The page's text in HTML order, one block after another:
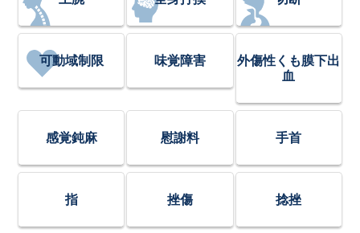
可動域制限 味覚障害
外傷性くも膜下出
血
感覚鈍麻 慰謝料 手首
指 挫傷 捻挫